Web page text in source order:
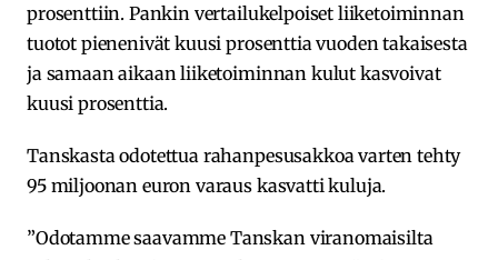
prosenttiin. Pankin vertailukelpoiset liiketoiminnan
tuotot pienenivät kuusi prosenttia vuoden takaisesta
ja samaan aikaan liiketoiminnan kulut kasvoivat
kuusi prosenttia.
Tanskasta odotettua rahanpesusakkoa varten tehty
95 miljoonan euron varaus kasvatti kuluja.
”Odotamme saavamme Tanskan viranomaisilta